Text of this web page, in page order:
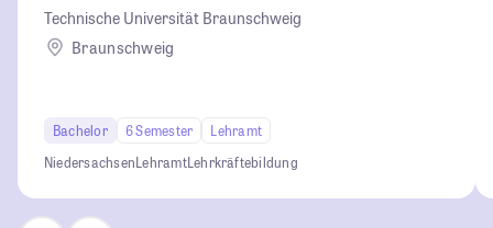
Technische Universität Braunschweig
Braunschweig
Bachelor 6 Semester
Lehramt
NiedersachsenLehramtLehrkräftebildung